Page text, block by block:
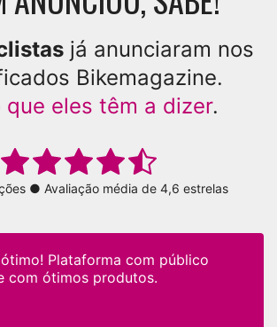
já anunciaram nos
Bikemagazine.
que eles têm a dizer.
● Avaliação média de 4,6 estrelas
Plataforma com público
com ótimos produtos.